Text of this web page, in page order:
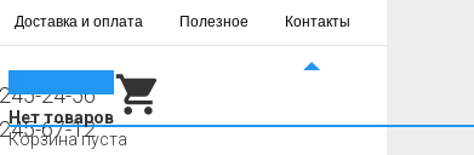
Доставка и оплата Полезное Контакты
24-56
67-12
Нет товаров
Корзина пуста